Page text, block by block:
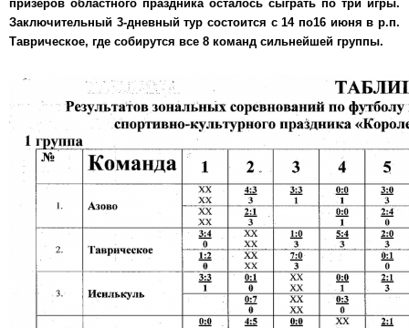
призеров областного праздника осталось сыграть по три игры.
Заключительный 3-дневный тур состоится с 14 по16 июня в р.п.
Таврическое, где собирутся все 8 команд сильнейшей группы.